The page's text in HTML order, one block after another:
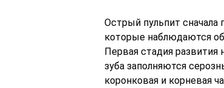
Острый пульпит
которые наблюдаются
Первая стадия развития
зуба заполняются
коронковая и корневая